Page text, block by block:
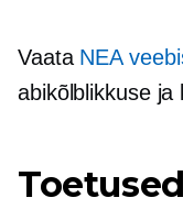
Vaata NEA
abikõlblikkuse ja